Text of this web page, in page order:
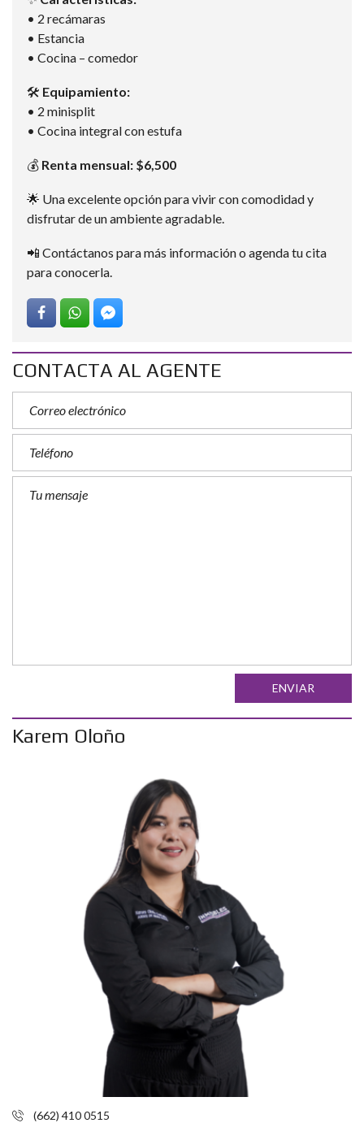
• 2 recámaras
• Estancia
• Cocina – comedor
🛠️ Equipamiento:
• 2 minisplit
• Cocina integral con estufa
💰 Renta mensual: $6,500
🌟 Una excelente opción para vivir con comodidad y
disfrutar de un ambiente agradable.
📲 Contáctanos para más información o agenda tu cita
para conocerla.
CONTACTA AL AGENTE
ENVIAR
Karem Oloño
(662) 410 0515